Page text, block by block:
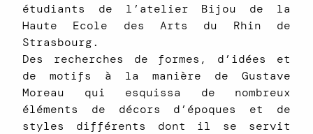
étudiants de l’atelier Bijou de la
Haute Ecole des Arts du Rhin de
Strasbourg.
Des recherches de formes, d’idées et
de motifs à la manière de Gustave
Moreau qui esquissa de nombreux
éléments de décors d’époques et de
styles différents dont il se servit